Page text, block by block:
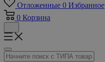
Отложенные 0 Избранное
0 Корзина